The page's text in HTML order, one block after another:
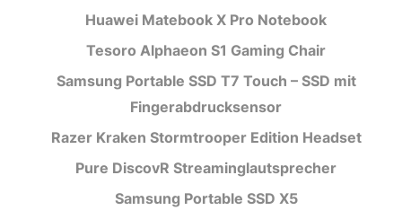
Huawei Matebook X Pro Notebook
Tesoro Alphaeon S1 Gaming Chair
Samsung Portable SSD T7 Touch – SSD mit
Fingerabdrucksensor
Razer Kraken Stormtrooper Edition Headset
Pure DiscovR Streaminglautsprecher
Samsung Portable SSD X5